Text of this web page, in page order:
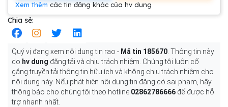
Xem thêm các tin đăng khác của hv dung
Chia sẻ:
Quý vị đang xem nội dung tin rao - Mã tin 185670. Thông tin này
do hv dung đăng tải và chịu trách nhiệm. Chúng tôi luôn cố
gắng truyền tải thông tin hữu ích và không chịu trách nhiệm cho
nội dung này. Nếu phát hiện nội dung tin đăng có sai phạm, hãy
thông báo cho chúng tôi theo hotline 02862786666 để được hỗ
trợ nhanh nhất.